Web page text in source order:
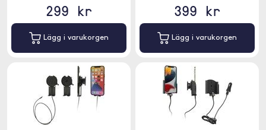
299 kr
Lägg i varukorgen
399 kr
Lägg i varukorgen